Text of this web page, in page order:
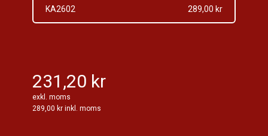
KA2602 289,00 kr
231,20 kr
exkl. moms
289,00 kr inkl. moms